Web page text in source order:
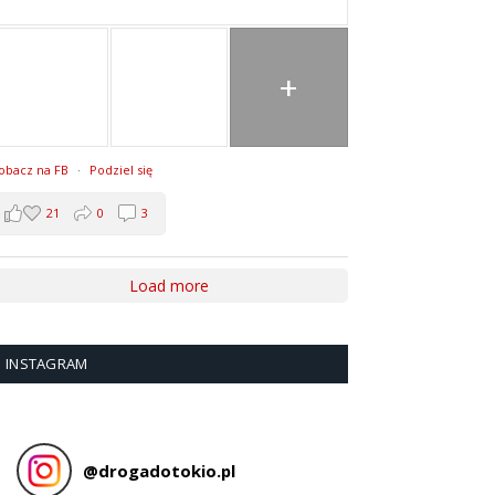
+
na FB · Podziel się
21 0 3
Load more
INSTAGRAM
@drogadotokio.pl